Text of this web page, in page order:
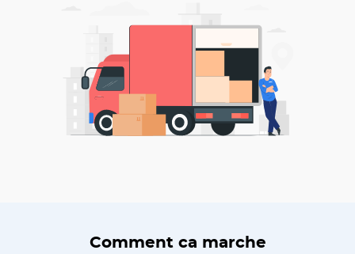
Comment ca marche